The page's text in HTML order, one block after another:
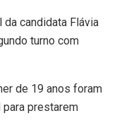
candidata Flávia
turno com
de 19 anos foram
prestarem